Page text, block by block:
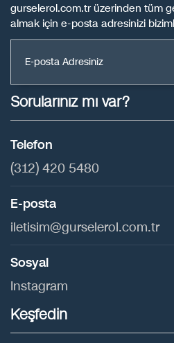
gurselerol.com.tr üzerinden tüm
almak için e-posta adresinizi
Sorularınız mı var?
Telefon
(312) 420 5480
E-posta
iletisim@gurselerol.com.tr
Sosyal
Instagram
Keşfedin